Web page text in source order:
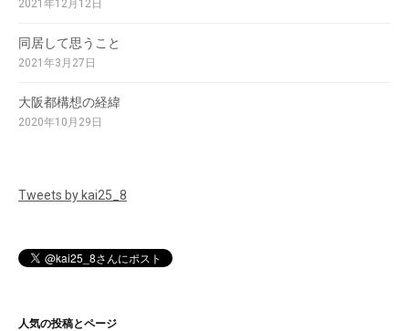
2021年12月12日
同居して思うこと
2021年3月27日
大阪都構想の経緯
2020年10月29日
Tweets by kai25_8
人気の投稿とページ